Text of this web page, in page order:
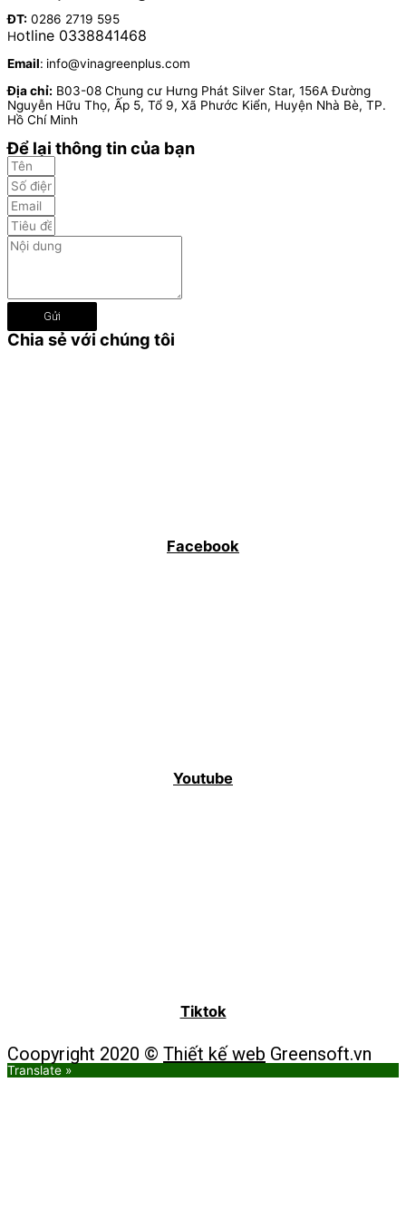
ĐT: 0286 2719 595
Hotline 0338841468
Email: info@vinagreenplus.com
Địa chỉ: B03-08 Chung cư Hưng Phát Silver Star, 156A Đường
Nguyễn Hữu Thọ, Ấp 5, Tổ 9, Xã Phước Kiển, Huyện Nhà Bè, TP.
Hồ Chí Minh
Để lại thông tin của bạn
Gửi
Chia sẻ với chúng tôi
Facebook
Youtube
Tiktok
Coopyright 2020 © Thiết kế web Greensoft.vn
Translate »